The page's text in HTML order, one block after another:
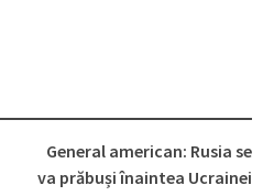
General american: Rusia se
va prăbuși înaintea Ucrainei